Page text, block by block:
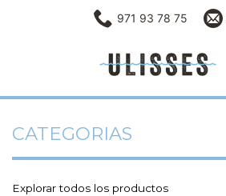
971 93 78 75
CATEGORIAS
Explorar todos los productos